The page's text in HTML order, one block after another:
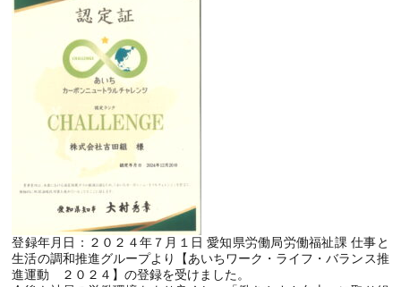
登録年月日：２０２４年７月１日 愛知県労働局労働福祉課 仕事と
生活の調和推進グループより【あいちワーク・ライフ・バランス推
進運動 ２０２４】の登録を受けました。